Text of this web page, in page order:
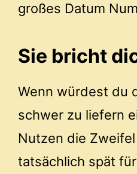
großes Datum
Sie bricht
Wenn würdest du
schwer zu liefern
Nutzen die
tatsächlich spät